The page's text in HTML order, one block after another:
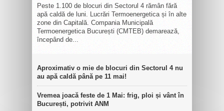
Peste 1.100 de blocuri din Sectorul 4 rămân fără
apă caldă de luni. Lucrări Termoenergetica și în alte
zone din Capitală. Compania Municipală
Termoenergetica București (CMTEB) demarează,
începând de...
Aproximativ o mie de blocuri din Sectorul 4 nu
au apă caldă până pe 11 mai!
Vremea joacă feste de 1 Mai: frig, ploi și vânt în
București, potrivit ANM